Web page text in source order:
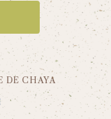
DE CHAYA